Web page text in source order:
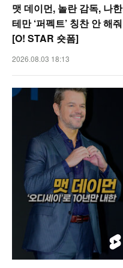
맷 데이먼, 놀란 감독, 나한
테만 ‘퍼펙트’ 칭찬 안 해줘
[O! STAR 숏폼]
2026.08.03 18:13